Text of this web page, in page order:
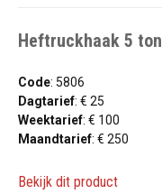
Heftruckhaak 5 ton
Code: 5806
Dagtarief: € 25
Weektarief: € 100
Maandtarief: € 250
Bekijk dit product